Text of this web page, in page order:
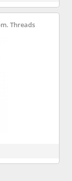
Threads